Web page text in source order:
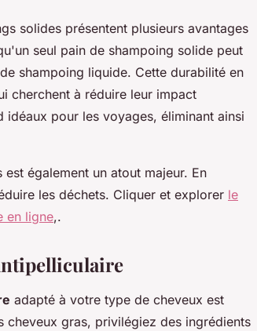
solides présentent plusieurs avantages
seul pain de shampoing solide peut
shampoing liquide. Cette durabilité en
cherchent à réduire leur impact
pour les voyages, éliminant ainsi
également un atout majeur. En
les déchets. Cliquer et explorer le
en ligne,.
adapté à votre type de cheveux est
cheveux gras, privilégiez des ingrédients